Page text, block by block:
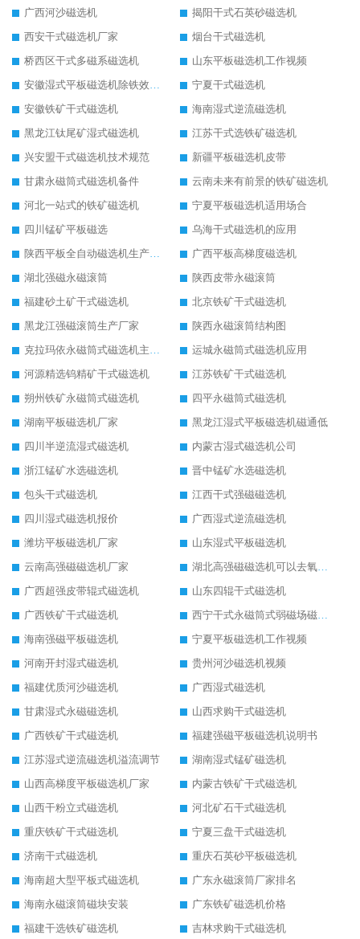
广西河沙磁选机
揭阳干式石英砂磁选机
西安干式磁选机厂家
烟台干式磁选机
桥西区干式多磁系磁选机
山东平板磁选机工作视频
安徽湿式平板磁选机除铁效果怎么样
宁夏干式磁选机
安徽铁矿干式磁选机
海南湿式逆流磁选机
黑龙江钛尾矿湿式磁选机
江苏干式选铁矿磁选机
兴安盟干式磁选机技术规范
新疆平板磁选机皮带
甘肃永磁筒式磁选机备件
云南未来有前景的铁矿磁选机
河北一站式的铁矿磁选机
宁夏平板磁选机适用场合
四川锰矿平板磁选
乌海干式磁选机的应用
陕西平板全自动磁选机生产厂家
广西平板高梯度磁选机
湖北强磁永磁滚筒
陕西皮带永磁滚筒
福建砂土矿干式磁选机
北京铁矿干式磁选机
黑龙江强磁滚筒生产厂家
陕西永磁滚筒结构图
克拉玛依永磁筒式磁选机主要技术参数
运城永磁筒式磁选机应用
河源精选钨精矿干式磁选机
江苏铁矿干式磁选机
朔州铁矿永磁筒式磁选机
四平永磁筒式磁选机
湖南平板磁选机厂家
黑龙江湿式平板磁选机磁通低
四川半逆流湿式磁选机
内蒙古湿式磁选机公司
浙江锰矿水选磁选机
晋中锰矿水选磁选机
包头干式磁选机
江西干式强磁磁选机
四川湿式磁选机报价
广西湿式逆流磁选机
潍坊平板磁选机厂家
山东湿式平板磁选机
云南高强磁磁选机厂家
湖北高强磁磁选机可以去氧化铝
广西超强皮带辊式磁选机
山东四辊干式磁选机
广西铁矿干式磁选机
西宁干式永磁筒式弱磁场磁选机结构图
海南强磁平板磁选机
宁夏平板磁选机工作视频
河南开封湿式磁选机
贵州河沙磁选机视频
福建优质河沙磁选机
广西湿式磁选机
甘肃湿式永磁磁选机
山西求购干式磁选机
广西铁矿干式磁选机
福建强磁平板磁选机说明书
江苏湿式逆流磁选机溢流调节
湖南湿式锰矿磁选机
山西高梯度平板磁选机厂家
内蒙古铁矿干式磁选机
山西干粉立式磁选机
河北矿石干式磁选机
重庆铁矿干式磁选机
宁夏三盘干式磁选机
济南干式磁选机
重庆石英砂平板磁选机
海南超大型平板式磁选机
广东永磁滚筒厂家排名
海南永磁滚筒磁块安装
广东铁矿磁选机价格
福建干选铁矿磁选机
吉林求购干式磁选机